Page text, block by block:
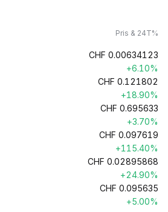
Pris & 24T%
CHF 0.00634123
+6.10%
CHF 0.121802
+18.90%
CHF 0.695633
+3.70%
CHF 0.097619
+115.40%
CHF 0.02895868
+24.90%
CHF 0.095635
+5.00%